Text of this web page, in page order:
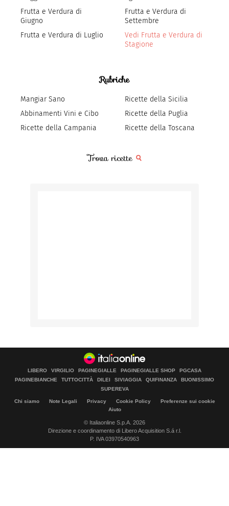
Frutta e Verdura di
Giugno
Frutta e Verdura di Luglio
Frutta e Verdura di
Settembre
Vedi Frutta e Verdura di
Stagione
Rubriche
Mangiar Sano
Abbinamenti Vini e Cibo
Ricette della Campania
Ricette della Sicilia
Ricette della Puglia
Ricette della Toscana
Trova ricette
LIBERO VIRGILIO PAGINEGIALLE PAGINEGIALLE SHOP
PGCASA
PAGINEBIANCHE
TUTTOCITTÀ DILEI SIVIAGGIA QUIFINANZA
BUONISSIMO
SUPEREVA
Chi siamo Note Legali Privacy Cookie Policy
Preferenze sui cookie
Aiuto
© Italiaonline S.p.A. 2026
Direzione e coordinamento di Libero Acquisition S.á r.l.
P. IVA 03970540963